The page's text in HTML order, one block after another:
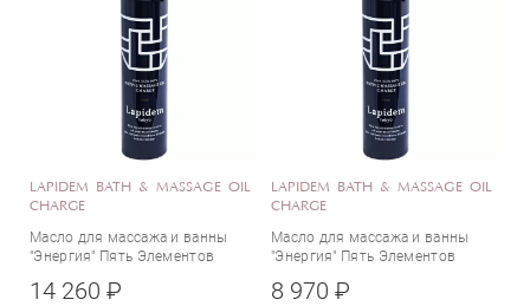
LAPIDEM BATH & MASSAGE OIL
CHARGE
Масло для массажа и ванны
"Энергия" Пять Элементов
14 260 ₽
LAPIDEM BATH & MASSAGE OIL
CHARGE
Масло для массажа и ванны
"Энергия" Пять Элементов
8 970 ₽